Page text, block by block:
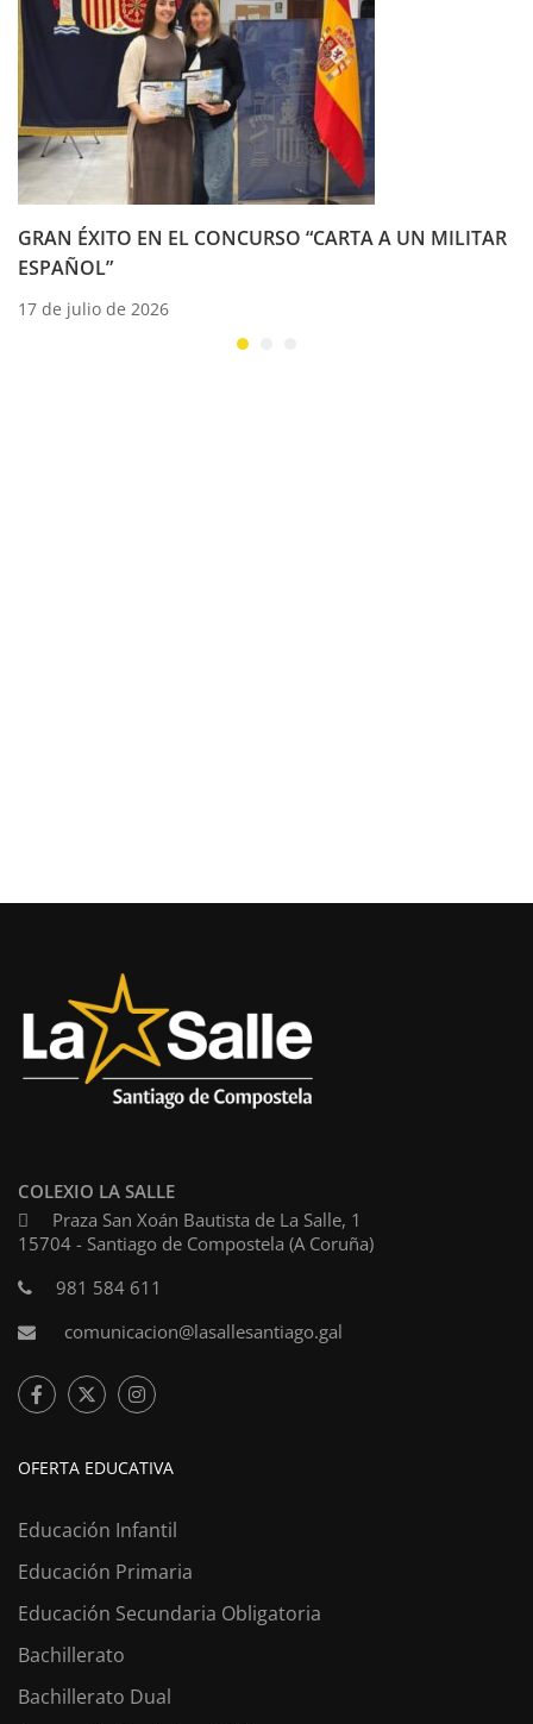
GRAN ÉXITO EN EL CONCURSO “CARTA A UN MILITAR
ESPAÑOL”
17 de julio de 2026
COLEXIO LA SALLE
Praza San Xoán Bautista de La Salle, 1
15704 - Santiago de Compostela (A Coruña)
981 584 611
comunicacion@lasallesantiago.gal
OFERTA EDUCATIVA
Educación Infantil
Educación Primaria
Educación Secundaria Obligatoria
Bachillerato
Bachillerato Dual